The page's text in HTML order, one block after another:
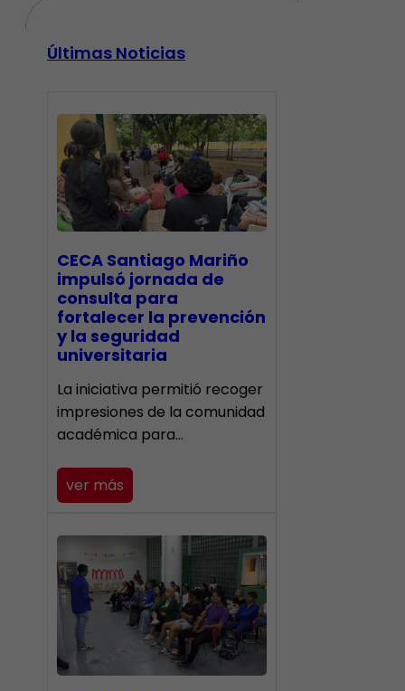
Últimas Noticias
CECA Santiago Mariño
impulsó jornada de
consulta para
fortalecer la prevención
y la seguridad
universitaria
La iniciativa permitió recoger
impresiones de la comunidad
académica para…
ver más